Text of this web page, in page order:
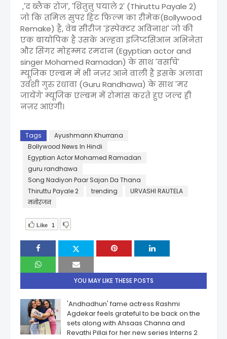
,'द ब्लैक रोज', 'थ्रितुत्तु पयाले 2' (Thiruttu Payale 2)
जो कि तमिल सुपर हिट फिल्म का रीमेक(Bollywood
Remake) है, वेब सीरीज 'इंस्पेक्टर अविनाश' जो की
एक बायोपिक है उसके अल्हवा इजिप्टसिआन अभिनेता
और सिंगर मोहम्मद रमदान (Egyptian actor and
singer Mohamed Ramadan) के साथ 'वर्साचे'
म्यूजिक एल्बम में भी नज़र आने वाली हैं इसके अलावा
उर्वशी गुरु रंधावा (Guru Randhawa) के साथ 'मर
जायेंगे' म्यूजिक एल्बम में रोमांस करते हुए जल्द ही
नज़र आएंगी।
Tags
Ayushmann Khurrana
Bollywood News In Hindi
Egyptian Actor Mohamed Ramadan
guru randhawa
Song Nadiyon Paar Sajan Da Thana
Thiruttu Payale 2
trending
URVASHI RAUTELA
मनोरंजन
Like 1
YOU MAY LIKE THESE POSTS
'Andhadhun' fame actress Rashmi
Agdekar feels grateful to be back on the
sets along with Ahsaas Channa and
Revathi Pillai for her new series Interns 2